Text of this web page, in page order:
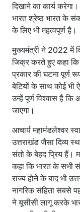
दिखाने का कार्य
भारत श्रेष्ठ भारत के
के लिए भी महत्वपूर्ण है।
मुख्यमंत्री ने 2022 में
जिक्र करते हुए कहा कि
प्रकार की घटना पूर्ण
बेटियों के साथ कोई भी
उन्हें पूर्ण विश्वास है
जाएगा।
आचार्य महामंडलेश्वर
उत्तराखंड जैसा दिव्य
संतो के बेहद प्रिय हैं।
कहा कि भारत के सभी
राज्य होने के बाद भी
नागरिक संहिता सबसे
ने यूसीसी लागू करके